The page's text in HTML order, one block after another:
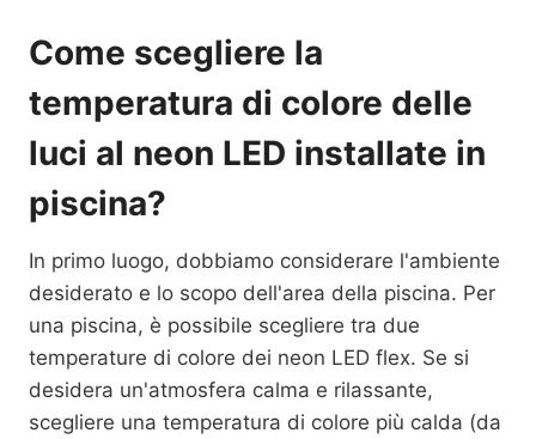
Come scegliere la
temperatura di colore delle
luci al neon LED installate in
piscina?
In primo luogo, dobbiamo considerare l'ambiente
desiderato e lo scopo dell'area della piscina. Per
una piscina, è possibile scegliere tra due
temperature di colore dei neon LED flex. Se si
desidera un'atmosfera calma e rilassante,
scegliere una temperatura di colore più calda (da